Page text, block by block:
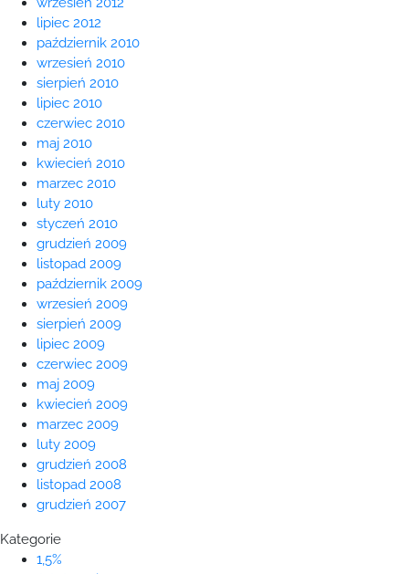
lipiec 2012
październik 2010
wrzesień 2010
sierpień 2010
lipiec 2010
czerwiec 2010
maj 2010
kwiecień 2010
marzec 2010
luty 2010
styczeń 2010
grudzień 2009
listopad 2009
październik 2009
wrzesień 2009
sierpień 2009
lipiec 2009
czerwiec 2009
maj 2009
kwiecień 2009
marzec 2009
luty 2009
grudzień 2008
listopad 2008
grudzień 2007
Kategorie
1,5%